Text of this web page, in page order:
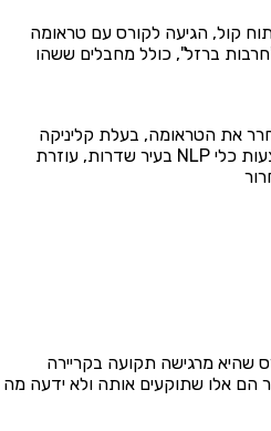
קול, הגיעה לקורס עם טראומה
ברזל", כולל מחבלים ששהו
את הטראומה, בעלת קליניקה
לטיפול ושיחרור מטראומות באמצעות כלי NLP בעיר שדרות, עוזרת
מרגישה תקועה בקריירה
הם אלו שתוקעים אותה ולא ידעה מה